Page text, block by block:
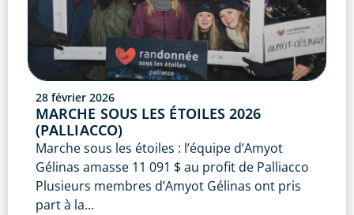
28 février 2026
MARCHE SOUS LES ÉTOILES 2026
(PALLIACCO)
Marche sous les étoiles : l’équipe d’Amyot
Gélinas amasse 11 091 $ au profit de Palliacco
Plusieurs membres d’Amyot Gélinas ont pris
part à la...